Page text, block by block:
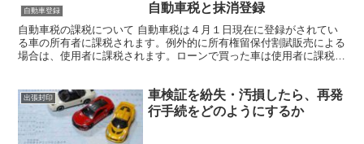
自動車登録 自動車税と抹消登録
自動車税の課税について 自動車税は４月１日現在に登録がされてい
る車の所有者に課税されます。例外的に所有権留保付割賦販売による
場合は、使用者に課税されます。ローンで買った車は使用者に課税さ
出張封印
車検証を紛失・汚損したら、再発
行手続をどのようにするか